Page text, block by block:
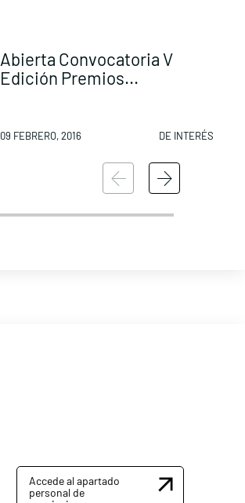
Abierta Convocatoria V
Edición Premios...
09 FEBRERO, 2016 DE INTERÉS
Accede al apartado
personal de